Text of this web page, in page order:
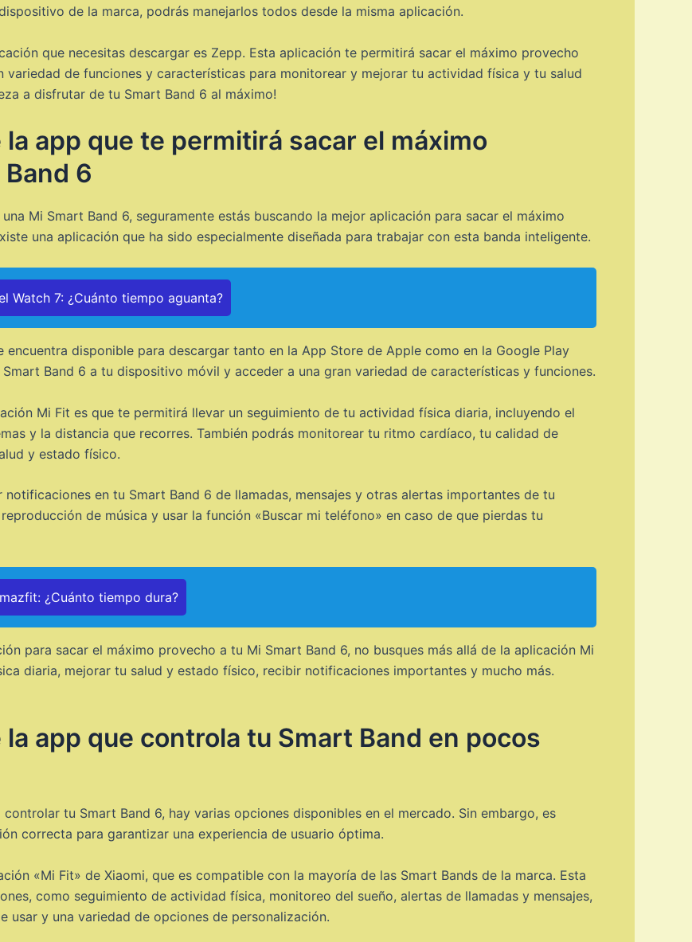
de la marca, podrás manejarlos todos desde la misma aplicación.
que necesitas descargar es Zepp. Esta aplicación te permitirá sacar el máximo provecho
de funciones y características para monitorear y mejorar tu actividad física y tu salud
a disfrutar de tu Smart Band 6 al máximo!
app que te permitirá sacar el máximo
6
Mi Smart Band 6, seguramente estás buscando la mejor aplicación para sacar el máximo
una aplicación que ha sido especialmente diseñada para trabajar con esta banda inteligente.
Watch 7: ¿Cuánto tiempo aguanta?
encuentra disponible para descargar tanto en la App Store de Apple como en la Google Play
Band 6 a tu dispositivo móvil y acceder a una gran variedad de características y funciones.
Mi Fit es que te permitirá llevar un seguimiento de tu actividad física diaria, incluyendo el
y la distancia que recorres. También podrás monitorear tu ritmo cardíaco, tu calidad de
y estado físico.
en tu Smart Band 6 de llamadas, mensajes y otras alertas importantes de tu
de música y usar la función «Buscar mi teléfono» en caso de que pierdas tu
¿Cuánto tiempo dura?
para sacar el máximo provecho a tu Mi Smart Band 6, no busques más allá de la aplicación Mi
diaria, mejorar tu salud y estado físico, recibir notificaciones importantes y mucho más.
app que controla tu Smart Band en pocos
tu Smart Band 6, hay varias opciones disponibles en el mercado. Sin embargo, es
correcta para garantizar una experiencia de usuario óptima.
«Mi Fit» de Xiaomi, que es compatible con la mayoría de las Smart Bands de la marca. Esta
como seguimiento de actividad física, monitoreo del sueño, alertas de llamadas y mensajes,
usar y una variedad de opciones de personalización.